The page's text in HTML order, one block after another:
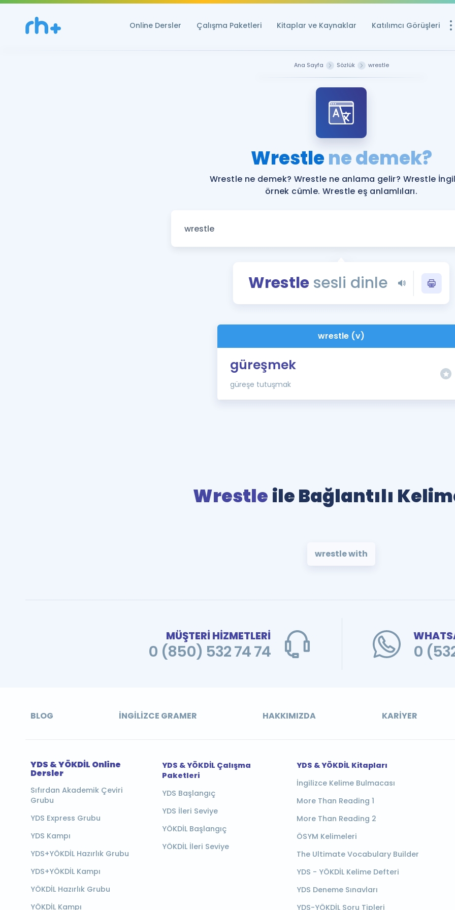
Online Dersler Çalışma Paketleri Kitaplar ve Kaynaklar Katılımcı Görüşleri
YDS ve YÖKDİL
Rehberlik Aracı
YDS ve YÖKDİL'e
Tüm ÖSYM
YDS - YÖKDİL
İngilizce Gramer
Ana Sayfa Sözlük wrestle
Wrestlene demek?
Wrestle ne demek? Wrestle ne anlama gelir? Wrestle
örnek cümle. Wrestle eş anlamlıları.
Wrestlesesli dinle
wrestle (v)
güreşmek
güreşe tutuşmak
Wrestle ile Bağlantılı
wrestle with
MÜŞTERİ HİZMETLERİ
0 (850) 532 74 74 0
BLOG İNGILIZCE GRAMER HAKKIMIZDA KARIYER
YDS & YÖKDİL Online
Dersler
Sıfırdan Akademik Çeviri
Grubu
YDS Express Grubu
YDS Kampı
YDS+YÖKDİL Hazırlık Grubu
YDS+YÖKDİL Kampı
YÖKDİL Hazırlık Grubu
YÖKDİL Kampı
YDS & YÖKDİL Çalışma
Paketleri
YDS Başlangıç
YDS İleri Seviye
YÖKDİL Başlangıç
YÖKDİL İleri Seviye
YDS & YÖKDİL Kitapları
İngilizce Kelime Bulmacası
More Than Reading 1
More Than Reading 2
ÖSYM Kelimeleri
The Ultimate Vocabulary Builder
YDS - YÖKDİL Kelime Defteri
YDS Deneme Sınavları
YDS-YÖKDİL Soru Tipleri